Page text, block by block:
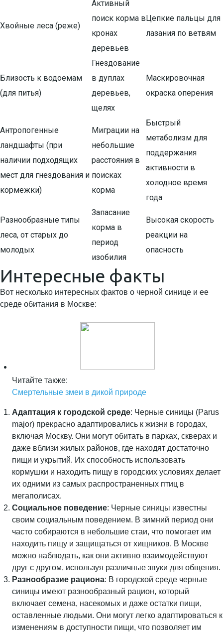
Хвойные леса (реже)
Активный
поиск корма в
кронах
деревьев
Цепкие пальцы для
лазания по ветвям
Близость к водоемам
(для питья)
Гнездование
в дуплах
деревьев,
щелях
Маскировочная
окраска оперения
Антропогенные
ландшафты (при
наличии подходящих
мест для гнездования и
кормежки)
Миграции на
небольшие
расстояния в
поисках
корма
Быстрый
метаболизм для
поддержания
активности в
холодное время
года
Разнообразные типы
леса, от старых до
молодых
Запасание
корма в
период
изобилия
Высокая скорость
реакции на
опасность
Интересные факты
Вот несколько интересных фактов о черной синице и ее
среде обитания в Москве:
Читайте также:
Смертельные змеи в дикой природе
Адаптация к городской среде: Черные синицы (Parus
major) прекрасно адаптировались к жизни в городах,
включая Москву. Они могут обитать в парках, скверах и
даже вблизи жилых районов, где находят достаточно
пищи и укрытий. Их способность использовать
кормушки и находить пищу в городских условиях делает
их одними из самых распространенных птиц в
мегаполисах.
Социальное поведение: Черные синицы известны
своим социальным поведением. В зимний период они
часто собираются в небольшие стаи, что помогает им
находить пищу и защищаться от хищников. В Москве
можно наблюдать, как они активно взаимодействуют
друг с другом, используя различные звуки для общения.
Разнообразие рациона: В городской среде черные
синицы имеют разнообразный рацион, который
включает семена, насекомых и даже остатки пищи,
оставленные людьми. Они могут легко адаптироваться к
изменениям в доступности пищи, что позволяет им